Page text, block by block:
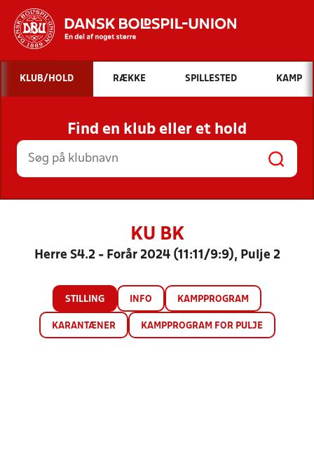
Hvad vil du søge efter?
INDHOLD OG NYHEDER
STILLINGER, RESULTATER, KLUBBER OG
HOLD
KLUB/HOLD RÆKKE SPILLESTED KAMP
Find en klub eller et hold
KU BK
Herre S4.2 - Forår 2024 (11:11/9:9), Pulje 2
STILLING INFO KAMPPROGRAM
KARANTÆNER KAMPPROGRAM FOR PULJE